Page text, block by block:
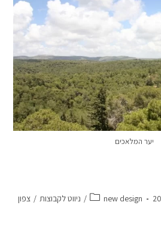
יער המלאכים
new design
/ ניווט לקבוצות / צפון